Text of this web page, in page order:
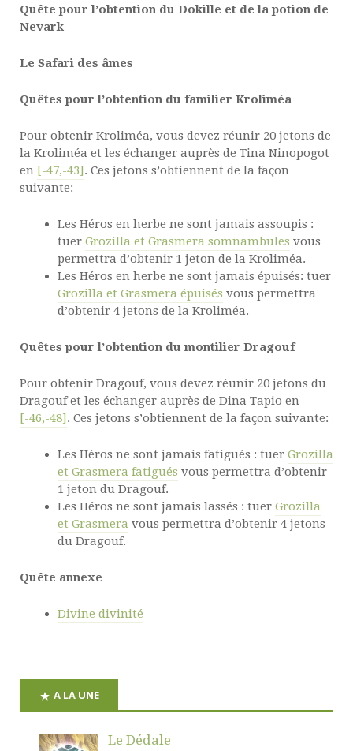
Quête pour l’obtention du Dokille et de la potion de
Nevark
Le Safari des âmes
Quêtes pour l’obtention du familier Kroliméa
Pour obtenir Kroliméa, vous devez réunir 20 jetons de
la Kroliméa et les échanger auprès de Tina Ninopogot
en [-47,-43]. Ces jetons s’obtiennent de la façon
suivante:
Les Héros en herbe ne sont jamais assoupis :
tuer Grozilla et Grasmera somnambules vous
permettra d’obtenir 1 jeton de la Kroliméa.
Les Héros en herbe ne sont jamais épuisés: tuer
Grozilla et Grasmera épuisés vous permettra
d’obtenir 4 jetons de la Kroliméa.
Quêtes pour l’obtention du montilier Dragouf
Pour obtenir Dragouf, vous devez réunir 20 jetons du
Dragouf et les échanger auprès de Dina Tapio en
[-46,-48]. Ces jetons s’obtiennent de la façon suivante:
Les Héros ne sont jamais fatigués : tuer Grozilla
et Grasmera fatigués vous permettra d’obtenir
1 jeton du Dragouf.
Les Héros ne sont jamais lassés : tuer Grozilla
et Grasmera vous permettra d’obtenir 4 jetons
du Dragouf.
Quête annexe
Divine divinité
A LA UNE
Le Dédale